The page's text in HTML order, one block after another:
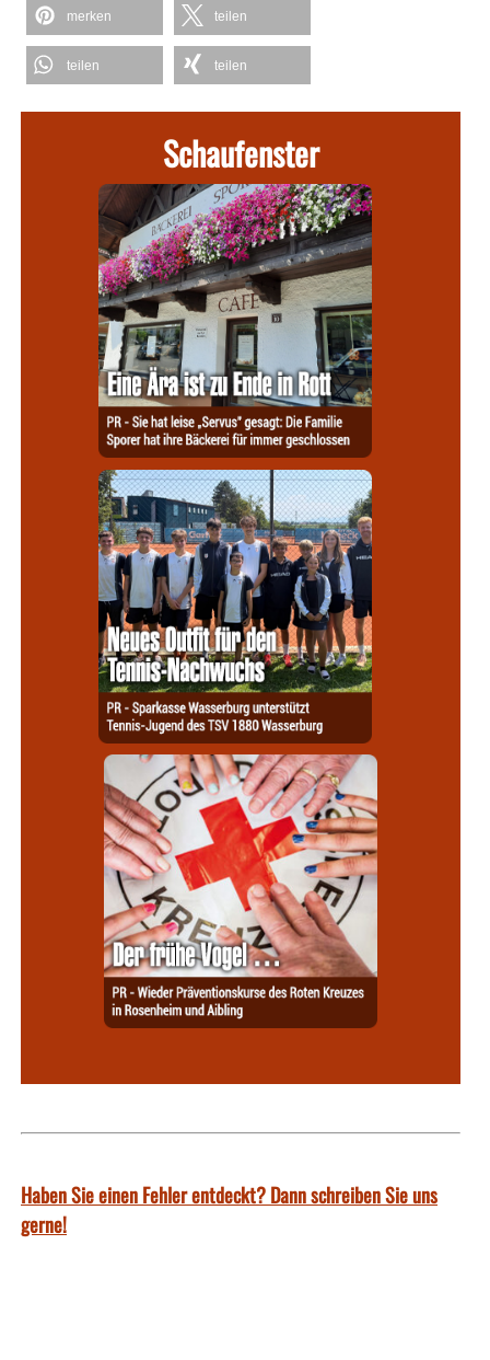
merken teilen
teilen teilen
Schaufenster
Haben Sie einen Fehler entdeckt? Dann schreiben Sie uns
gerne!